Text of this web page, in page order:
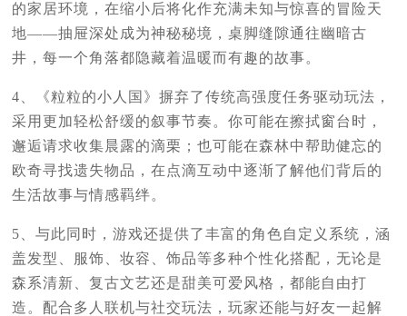
的家居环境，在缩小后将化作充满未知与惊喜的冒险天
地——抽屉深处成为神秘秘境，桌脚缝隙通往幽暗古
井，每一个角落都隐藏着温暖而有趣的故事。
4、《粒粒的小人国》摒弃了传统高强度任务驱动玩法，
采用更加轻松舒缓的叙事节奏。你可能在擦拭窗台时，
邂逅请求收集晨露的滴栗；也可能在森林中帮助健忘的
欧奇寻找遗失物品，在点滴互动中逐渐了解他们背后的
生活故事与情感羁绊。
5、与此同时，游戏还提供了丰富的角色自定义系统，涵
盖发型、服饰、妆容、饰品等多种个性化搭配，无论是
森系清新、复古文艺还是甜美可爱风格，都能自由打
造。配合多人联机与社交玩法，玩家还能与好友一起解